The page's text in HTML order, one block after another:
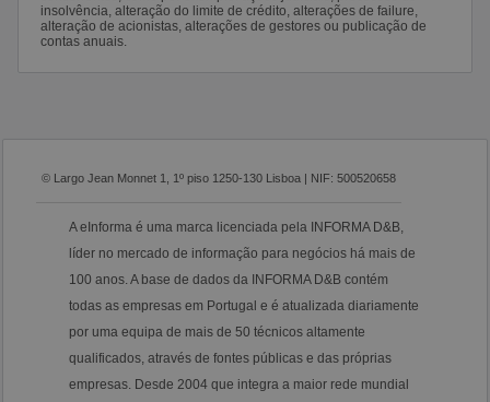
insolvência, alteração do limite de crédito, alterações de failure,
alteração de acionistas, alterações de gestores ou publicação de
contas anuais.
© Largo Jean Monnet 1, 1º piso 1250-130 Lisboa | NIF: 500520658
A eInforma é uma marca licenciada pela INFORMA D&B,
líder no mercado de informação para negócios há mais de
100 anos. A base de dados da INFORMA D&B contém
todas as empresas em Portugal e é atualizada diariamente
por uma equipa de mais de 50 técnicos altamente
qualificados, através de fontes públicas e das próprias
empresas. Desde 2004 que integra a maior rede mundial